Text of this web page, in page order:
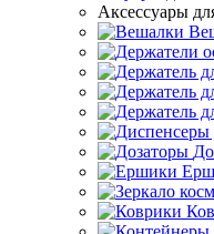
Аксессуары